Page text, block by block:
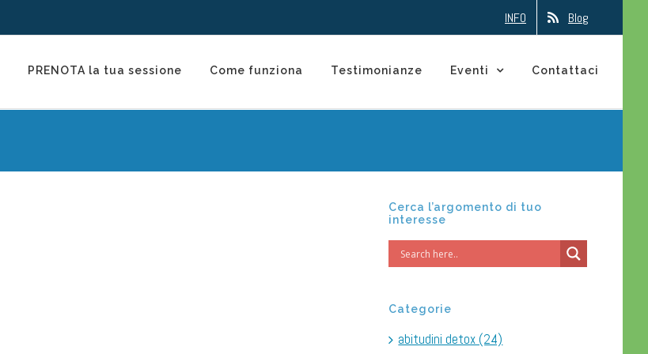
INFO Blog
PRENOTA la tua sessione Come funziona Testimonianze Eventi Contattaci
Cerca l’argomento di tuo
interesse
Categorie
abitudini detox (24)